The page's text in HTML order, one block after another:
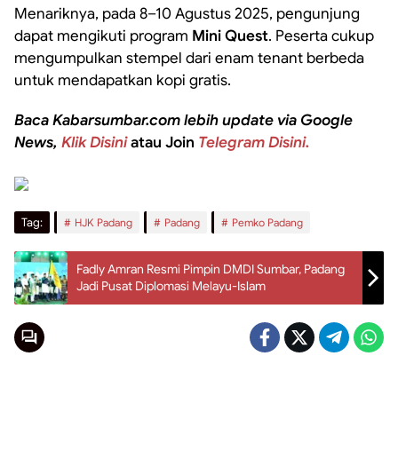
Menariknya, pada 8–10 Agustus 2025, pengunjung
dapat mengikuti program Mini Quest. Peserta cukup
mengumpulkan stempel dari enam tenant berbeda
untuk mendapatkan kopi gratis.
Baca Kabarsumbar.com lebih update via Google
News, Klik Disiniatau Join Telegram Disini.
Tag: HJK Padang Padang Pemko Padang
Fadly Amran Resmi Pimpin DMDI Sumbar, Padang
Jadi Pusat Diplomasi Melayu-Islam